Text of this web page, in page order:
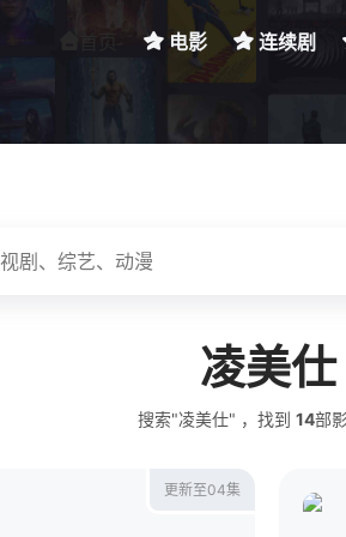
电影 连续剧
凌美仕
搜索"凌美仕" ，找到 14部
更新至04集